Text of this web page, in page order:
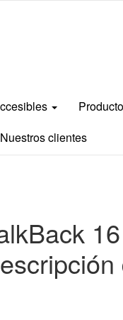
Nuestros clientes